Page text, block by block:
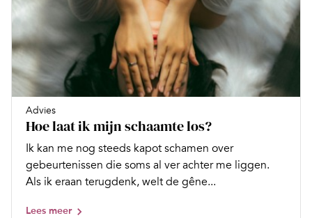
Advies
Hoe laat ik mijn schaamte los?
Ik kan me nog steeds kapot schamen over
gebeurtenissen die soms al ver achter me liggen.
Als ik eraan terugdenk, welt de gêne...
Lees meer